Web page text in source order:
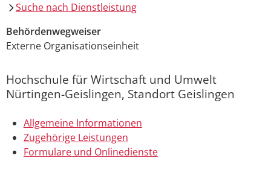
Suche nach Dienstleistung
Behördenwegweiser
Externe Organisationseinheit
Hochschule für Wirtschaft und Umwelt
Nürtingen-Geislingen, Standort Geislingen
Allgemeine Informationen
Zugehörige Leistungen
Formulare und Onlinedienste